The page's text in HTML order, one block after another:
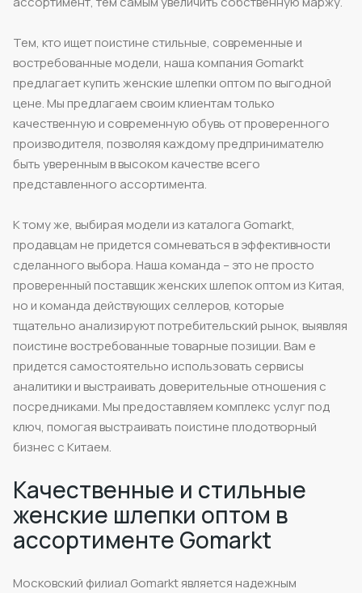
Тем, кто ищет поистине стильные, современные и
востребованные модели, наша компания Gomarkt
предлагает купить женские шлепки оптом по выгодной
цене. Мы предлагаем своим клиентам только
качественную и современную обувь от проверенного
производителя, позволяя каждому предпринимателю
быть уверенным в высоком качестве всего
представленного ассортимента.
К тому же, выбирая модели из каталога Gomarkt,
продавцам не придется сомневаться в эффективности
сделанного выбора. Наша команда – это не просто
проверенный поставщик женских шлепок оптом из Китая,
но и команда действующих селлеров, которые
тщательно анализируют потребительский рынок, выявляя
поистине востребованные товарные позиции. Вам е
придется самостоятельно использовать сервисы
аналитики и выстраивать доверительные отношения с
посредниками. Мы предоставляем комплекс услуг под
ключ, помогая выстраивать поистине плодотворный
бизнес с Китаем.
Качественные и стильные
женские шлепки оптом в
ассортименте Gomarkt
Московский филиал Gomarkt является надежным